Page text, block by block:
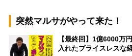
突然マルサがやって来た！
【最終回】1億6000万
入れたプライスレスな